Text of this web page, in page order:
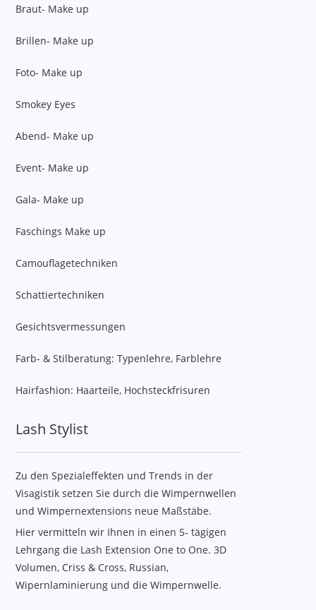
Braut- Make up
Brillen- Make up
Foto- Make up
Smokey Eyes
Abend- Make up
Event- Make up
Gala- Make up
Faschings Make up
Camouflagetechniken
Schattiertechniken
Gesichtsvermessungen
Farb- & Stilberatung: Typenlehre, Farblehre
Hairfashion: Haarteile, Hochsteckfrisuren
Lash Stylist
Zu den Spezialeffekten und Trends in der
Visagistik setzen Sie durch die Wimpernwellen
und Wimpernextensions neue Maßstäbe.
Hier vermitteln wir Ihnen in einen 5- tägigen
Lehrgang die Lash Extension One to One. 3D
Volumen, Criss & Cross, Russian,
Wipernlaminierung und die Wimpernwelle.